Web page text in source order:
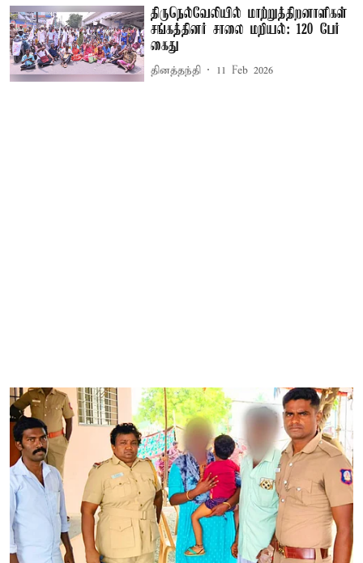
திருநெல்வேலியில் மாற்றுத்திறனாளிகள்
சங்கத்தினர் சாலை மறியல்: 120 பேர்
கைது
தினத்தந்தி 11 Feb 2026